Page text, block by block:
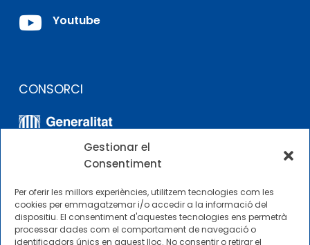
Gestionar el
Consentiment
Per oferir les millors experiències, utilitzem tecnologies com les
cookies per emmagatzemar i/o accedir a la informació del
dispositiu. El consentiment d'aquestes tecnologies ens permetrà
processar dades com el comportament de navegació o
identificadors únics en aquest lloc. No consentir o retirar el
 Youtube
CONSORCI
ALTRES ENLLAÇOS